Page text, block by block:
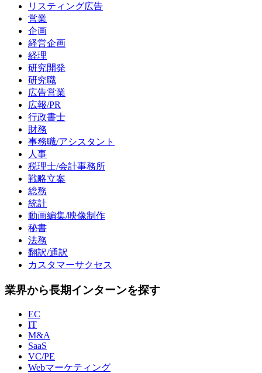
リスティング広告
営業
企画
経営企画
経理
研究開発
研究職
広告営業
広報/PR
行政書士
財務
事務職/アシスタント
人事
税理士/会計事務所
戦略立案
総務
統計
動画編集/映像制作
秘書
法務
翻訳/通訳
カスタマーサクセス
業界から長期インターンを探す
EC
IT
M&A
SaaS
VC/PE
Webマーケティング